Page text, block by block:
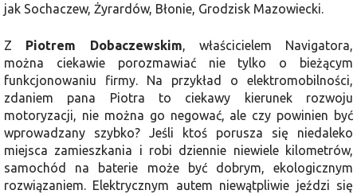
jak Sochaczew, Żyrardów, Błonie, Grodzisk Mazowiecki.
Z Piotrem Dobaczewskim, właścicielem Navigatora,
można ciekawie porozmawiać nie tylko o bieżącym
funkcjonowaniu firmy. Na przykład o elektromobilności,
zdaniem pana Piotra to ciekawy kierunek rozwoju
motoryzacji, nie można go negować, ale czy powinien być
wprowadzany szybko? Jeśli ktoś porusza się niedaleko
miejsca zamieszkania i robi dziennie niewiele kilometrów,
samochód na baterie może być dobrym, ekologicznym
rozwiązaniem. Elektrycznym autem niewątpliwie jeździ się